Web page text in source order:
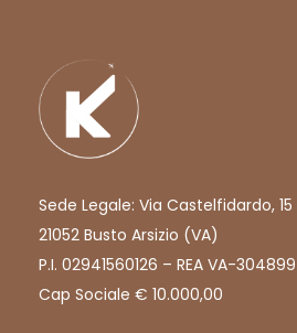
Sede Legale: Via Castelfidardo, 15
21052 Busto Arsizio (VA)
P.I. 02941560126 – REA VA-304899
Cap Sociale € 10.000,00